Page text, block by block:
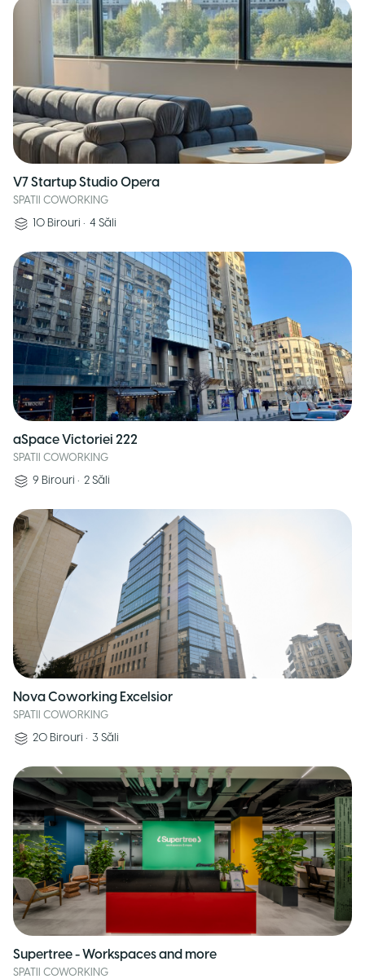
V7 Startup Studio Opera
SPATII COWORKING
10 Birouri • 4 Săli
aSpace Victoriei 222
SPATII COWORKING
9 Birouri • 2 Săli
Nova Coworking Excelsior
SPATII COWORKING
20 Birouri • 3 Săli
Supertree - Workspaces and more
SPATII COWORKING